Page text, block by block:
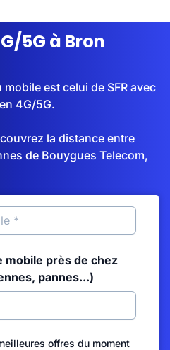
5G à Bron
est celui de SFR avec
4G/5G.
la distance entre
de Bouygues Telecom,
mobile près de chez
pannes...)
offres du moment